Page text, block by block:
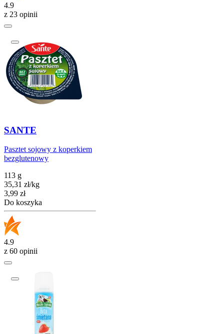
4.9
z 23 opinii
SANTE
Pasztet sojowy z koperkiem
bezglutenowy
113 g
35,31 zł/kg
Cena
3,99 zł
Do koszyka
4.9
z 60 opinii